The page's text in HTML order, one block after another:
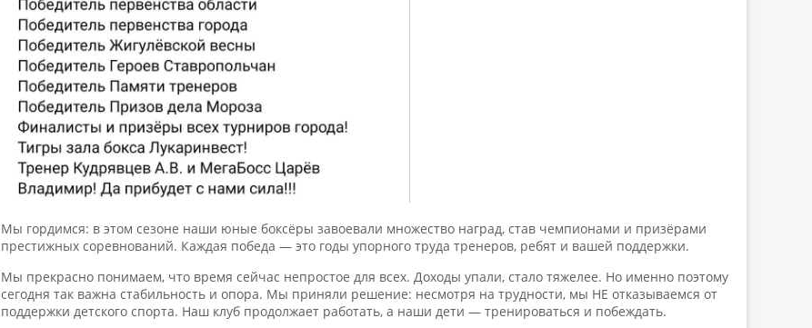
Мы гордимся: в этом сезоне наши юные боксёры завоевали множество наград, став чемпионами и призёрами
престижных соревнований. Каждая победа — это годы упорного труда тренеров, ребят и вашей поддержки.
Мы прекрасно понимаем, что время сейчас непростое для всех. Доходы упали, стало тяжелее. Но именно поэтому
сегодня так важна стабильность и опора. Мы приняли решение: несмотря на трудности, мы НЕ отказываемся от
поддержки детского спорта. Наш клуб продолжает работать, а наши дети — тренироваться и побеждать.